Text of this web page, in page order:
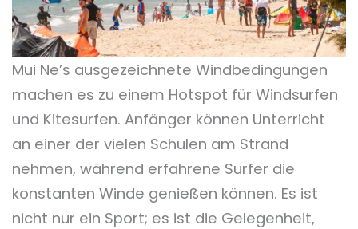
Mui Ne’s ausgezeichnete Windbedingungen
machen es zu einem Hotspot für Windsurfen
und Kitesurfen. Anfänger können Unterricht
an einer der vielen Schulen am Strand
nehmen, während erfahrene Surfer die
konstanten Winde genießen können. Es ist
nicht nur ein Sport; es ist die Gelegenheit,